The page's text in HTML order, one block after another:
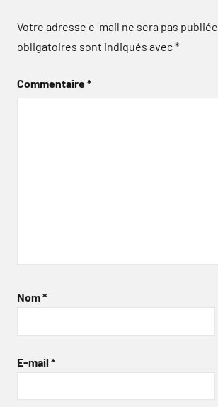
Votre adresse e-mail ne sera pas publiée.
obligatoires sont indiqués avec*
Commentaire*
Nom*
E-mail *